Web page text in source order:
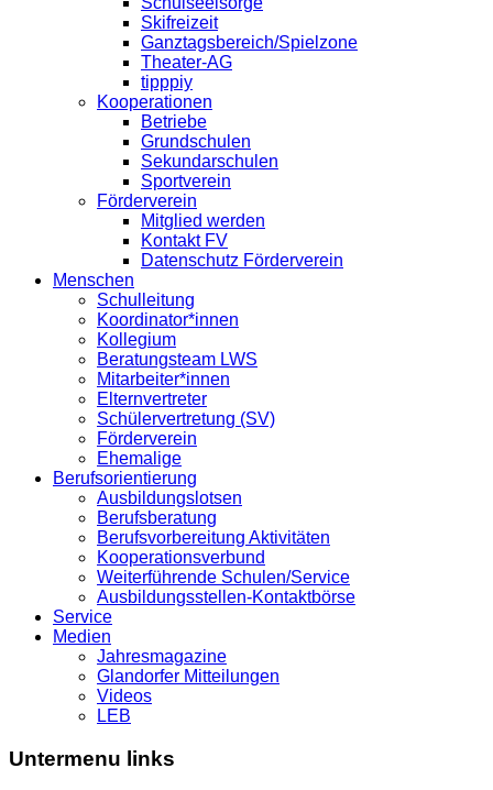
Skifreizeit
Ganztagsbereich/Spielzone
Theater-AG
tipppiy
Kooperationen
Betriebe
Grundschulen
Sekundarschulen
Sportverein
Förderverein
Mitglied werden
Kontakt FV
Datenschutz Förderverein
Menschen
Schulleitung
Koordinator*innen
Kollegium
Beratungsteam LWS
Mitarbeiter*innen
Elternvertreter
Schülervertretung (SV)
Förderverein
Ehemalige
Berufsorientierung
Ausbildungslotsen
Berufsberatung
Berufsvorbereitung Aktivitäten
Kooperationsverbund
Weiterführende Schulen/Service
Ausbildungsstellen-Kontaktbörse
Service
Medien
Jahresmagazine
Glandorfer Mitteilungen
Videos
LEB
Untermenu links